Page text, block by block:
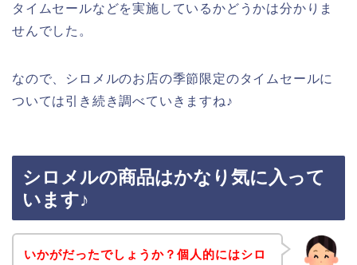
タイムセールなどを実施しているかどうかは分かりま
せんでした。
なので、シロメルのお店の季節限定のタイムセールに
ついては引き続き調べていきますね♪
シロメルの商品はかなり気に入って
います♪
いかがだったでしょうか？個人的にはシロ